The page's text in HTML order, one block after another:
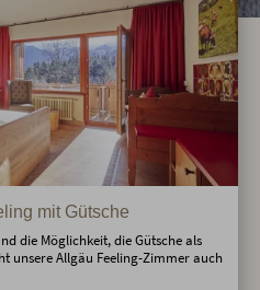
mit Gütsche
die Möglichkeit, die Gütsche als
unsere Allgäu Feeling-Zimmer auch